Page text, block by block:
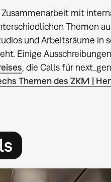
Zusammenarbeit mit
Themen
und Arbeitsräume in
Einige
, die Calls für
Themen des ZKM |